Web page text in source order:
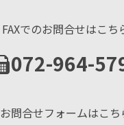
FAXでのお問合せはこち
072-964-
お問合せフォームはこち